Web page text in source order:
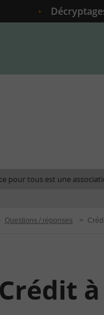
pour tous est une
Questions / réponses >
Crédit